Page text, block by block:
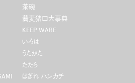
茶碗
蕎麦猪口大事典
KEEP WARE
いろは
うたかた
たたら
はぎれ ハンカチ